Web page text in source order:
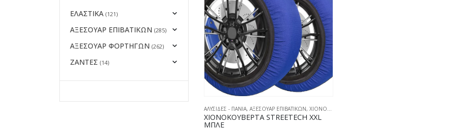
ΑΛΥΣΙΔΕΣ - ΠΑΝΙΑ, ΑΞΕΣΟΥΑΡ ΕΠΙΒΑΤΙΚΩΝ, ΧΙΟΝΟΚΟΥΒΕΡΤΕΣ
ΧΙΟΝΟΚΟΥΒΕΡΤΑ STREETECH XXL
ΜΠΛΕ
ΕΛΑΣΤΙΚΑ (121)
ΑΞΕΣΟΥΑΡ ΕΠΙΒΑΤΙΚΩΝ (285)
ΑΞΕΣΟΥΑΡ ΦΟΡΤΗΓΩΝ (262)
ΖΑΝΤΕΣ (14)